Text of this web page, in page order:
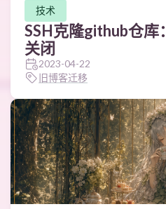
技术
SSH克隆github仓库
关闭
2023-04-22
旧博客迁移